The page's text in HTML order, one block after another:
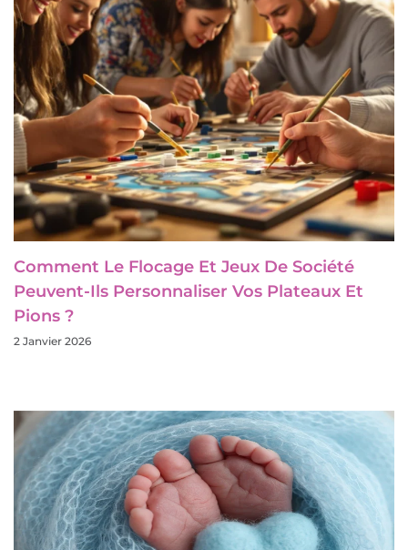
Comment Le Flocage Et Jeux De Société
Peuvent-Ils Personnaliser Vos Plateaux Et
Pions ?
2 Janvier 2026